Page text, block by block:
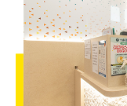
事務 パート
医師 パート
医療従事者の方へ